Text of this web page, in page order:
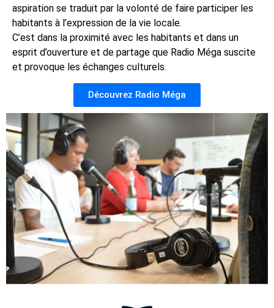
aspiration se traduit par la volonté de faire participer les
habitants à l’expression de la vie locale.
C’est dans la proximité avec les habitants et dans un
esprit d’ouverture et de partage que Radio Méga suscite
et provoque les échanges culturels.
Découvrez Radio Méga